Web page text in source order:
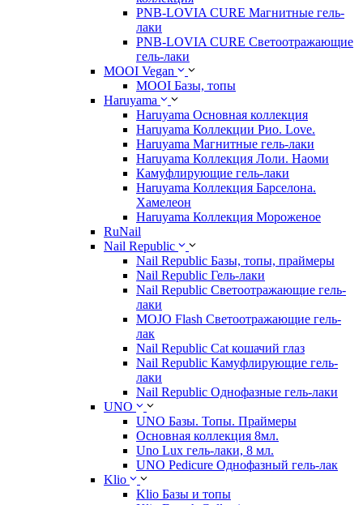
PNB-LOVIA CURE Магнитные гель-
лаки
PNB-LOVIA CURE Cветоотражающие
гель-лаки
MOOI Vegan
MOOI Базы, топы
Haruyama
Haruyama Основная коллекция
Haruyama Коллекции Рио. Love.
Haruyama Магнитные гель-лаки
Haruyama Коллекция Лоли. Наоми
Камуфлирующие гель-лаки
Haruyama Коллекция Барселона.
Хамелеон
Haruyama Коллекция Мороженое
RuNail
Nail Republic
Nail Republic Базы, топы, праймеры
Nail Republic Гель-лаки
Nail Republic Светоотражающие гель-
лаки
MOJO Flash Светоотражающие гель-
лак
Nail Republic Cat кошачий глаз
Nail Republic Камуфлирующие гель-
лаки
Nail Republic Однофазные гель-лаки
UNO
UNO Базы. Топы. Праймеры
Основная коллекция 8мл.
Uno Lux гель-лаки, 8 мл.
UNO Pedicure Однофазный гель-лак
Klio
Klio Базы и топы